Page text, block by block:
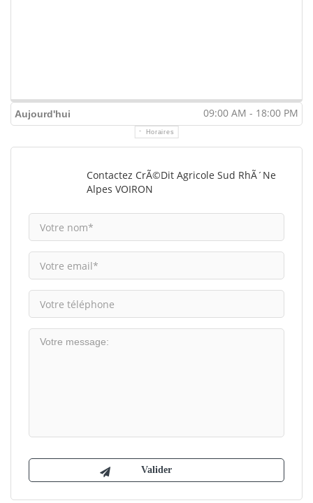
Aujourd'hui 09:00 AM - 18:00 PM
Horaires
Contactez CrÃ©dit Agricole Sud RhÃ´ne
Alpes VOIRON